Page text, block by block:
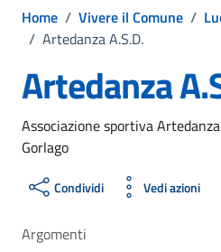
Home / Vivere il Comune /
/ Artedanza A.S.D.
Artedanza
Associazione sportiva
Gorlago
Condividi Vedi azioni
Argomenti